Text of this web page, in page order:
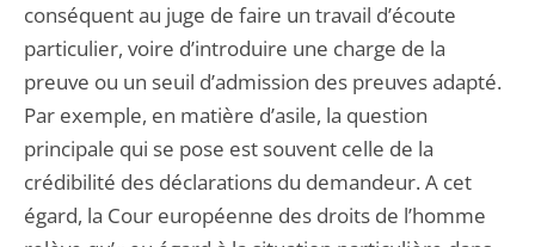
conséquent au juge de faire un travail d’écoute
particulier, voire d’introduire une charge de la
preuve ou un seuil d’admission des preuves adapté.
Par exemple, en matière d’asile, la question
principale qui se pose est souvent celle de la
crédibilité des déclarations du demandeur. A cet
égard, la Cour européenne des droits de l’homme